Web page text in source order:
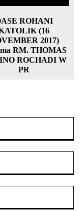
ROHANI
(16
2017)
RM. THOMAS
ROCHADI W
PR